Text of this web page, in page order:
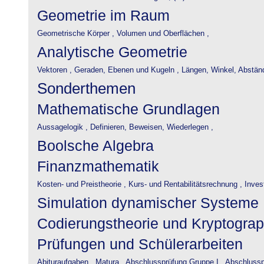
Geometrie im Raum
Geometrische Körper , Volumen und Oberflächen ,
Analytische Geometrie
Vektoren , Geraden, Ebenen und Kugeln , Längen, Winkel,
Sonderthemen
Mathematische Grundlagen
Aussagelogik , Definieren, Beweisen, Wiederlegen ,
Boolsche Algebra
Finanzmathematik
Kosten- und Preistheorie , Kurs- und Rentabilitätsrechnung ,
Simulation dynamischer Systeme
Codierungstheorie und
Prüfungen und Schülerarbeiten
Abituraufgaben , Matura , Abschlussprüfung Gruppe I ,